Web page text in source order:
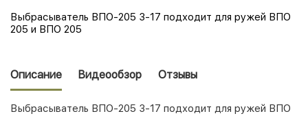
Выбрасыватель ВПО-205 3-17 подходит для ружей ВПО
205 и ВПО 205
Описание Видеообзор Отзывы
Выбрасыватель ВПО-205 3-17 подходит для ружей ВПО